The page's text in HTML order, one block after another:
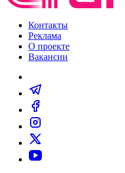
Контакты
Реклама
О проекте
Вакансии